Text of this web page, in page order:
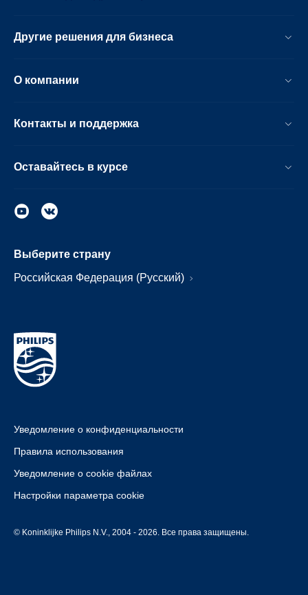
Другие решения для бизнеса
О компании
Контакты и поддержка
Оставайтесь в курсе
Выберите страну
Российская Федерация (Русский)
Уведомление о конфиденциальности
Правила использования
Уведомление о cookie файлах
Настройки параметра cookie
© Koninklijke Philips N.V., 2004 - 2026. Все права защищены.